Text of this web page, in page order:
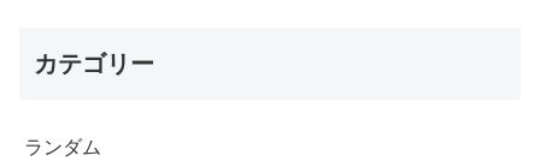
カテゴリー
ランダム